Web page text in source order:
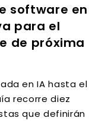
software en
para el
de próxima
en IA hasta el
recorre diez
que definirán